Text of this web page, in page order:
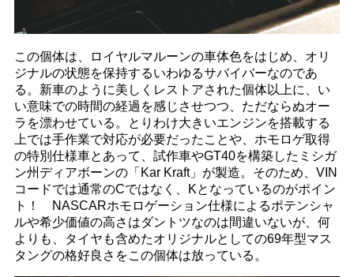
この個体は、ロイヤルマルーンの車体色をはじめ、オリ
ジナルの状態を保持するいわゆるサバイバーなのであ
る。新車のように美しくレストアされた個体以上に、い
い意味での時間の経過を感じさせつつ、ただならぬオー
ラを漂わせている。とりわけ大きいエンジンを搭載する
上では手作業で対応が必要だったことや、ホモロゲ取得
の特別仕様車とあって、試作車やGT40を構築したミシガ
ン州ディアボーンの「Kar Kraft」が製造。そのため、VIN
コードでは通常のCではなく、Kとなっているのがポイン
ト！ NASCARホモロゲーション仕様によるポテンシャ
ルや希少価値の高さはダントツなのは間違いないが、何
よりも、タイヤも含めたオリジナルとしての69年型マス
タングの格好良さをこの個体は放っている。